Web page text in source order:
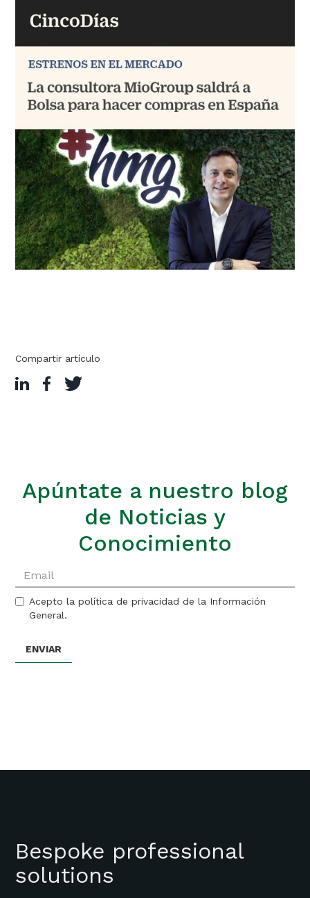
Compartir artículo
Apúntate a nuestro blog
de Noticias y
Conocimiento
Acepto la política de privacidad de la Información
General.
Bespoke professional
solutions